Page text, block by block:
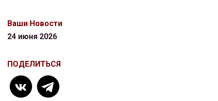
Ваши Новости
24 июня 2026
ПОДЕЛИТЬСЯ